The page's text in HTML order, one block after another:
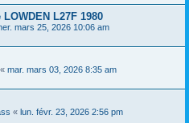
L27F 1980
mars 25, 2026 10:06 am
« mar. mars 03, 2026 8:35 am
« lun. févr. 23, 2026 2:56 pm